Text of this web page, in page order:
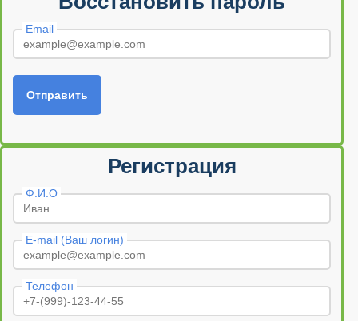
Email
Отправить
Регистрация
Ф.И.О
E-mail (Ваш логин)
Телефон